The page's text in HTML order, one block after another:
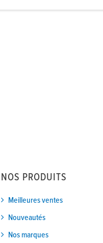
NOS PRODUITS
Meilleures ventes
Nouveautés
Nos marques